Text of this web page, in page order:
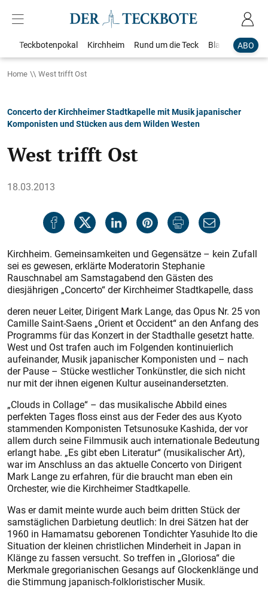
ABO
Teckbotenpokal Kirchheim Rund um die Teck Blaulicht
Home West trifft Ost
Concerto der Kirchheimer Stadtkapelle mit Musik japanischer
Komponisten und Stücken aus dem Wilden Westen
West trifft Ost
18.03.2013
Kirchheim. Gemeinsamkeiten und Gegensätze – kein Zufall
sei es gewesen, erklärte Moderatorin Stephanie
Rauschnabel am Samstagabend den Gästen des
diesjährigen „Concerto“ der Kirchheimer Stadtkapelle, dass
deren neuer Leiter, Dirigent Mark Lange, das Opus Nr. 25 von
Camille Saint-Saens „Orient et Occident“ an den Anfang des
Programms für das Konzert in der Stadthalle gesetzt hatte.
West und Ost trafen auch im Folgenden kontinuierlich
aufeinander, Musik japanischer Komponisten und – nach
der Pause – Stücke westlicher Tonkünstler, die sich nicht
nur mit der ihnen eigenen Kultur auseinandersetzten.
„Clouds in Collage“ – das musikalische Abbild eines
perfekten Tages floss einst aus der Feder des aus Kyoto
stammenden Komponisten Tetsunosuke Kashida, der vor
allem durch seine Filmmusik auch internationale Bedeutung
erlangt habe. „Es gibt eben Literatur“ (musikalischer Art),
war im Anschluss an das aktuelle Concerto von Dirigent
Mark Lange zu erfahren, für die braucht man eben ein
Orchester, wie die Kirchheimer Stadtkapelle.
Was er damit meinte wurde auch beim dritten Stück der
samstäglichen Darbietung deutlich: In drei Sätzen hat der
1960 in Hamamatsu geborenen Tondichter Yasuhide Ito die
Situation der kleinen christlichen Minderheit in Japan in
Klänge zu fassen versucht. So treffen in „Gloriosa“ die
Merkmale gregorianischen Gesangs auf Glockenklänge und
die Stimmung japanisch-folkloristischer Musik.